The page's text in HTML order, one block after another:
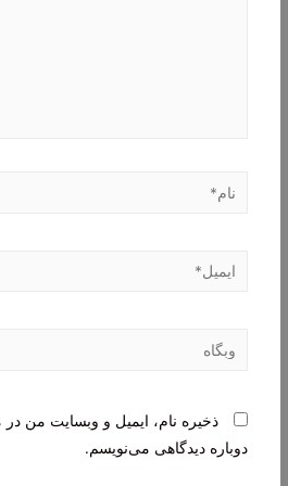
نام*
ایمیل*
وبگاه
ذخیره نام، ایمیل و وبسایت من
دوباره دیدگاهی می‌نویسم.